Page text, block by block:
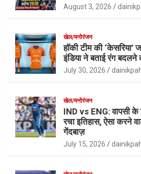
August 3, 2026
खेल/मनोरंजन
हॉकी टीम की ‘केसरिया’
इंडिया ने बताई रंग
July 30, 2026
खेल/मनोरंजन
IND vs ENG: वापसी के
रचा इतिहास, ऐसा करने
गेंदबाज़
July 15, 2026